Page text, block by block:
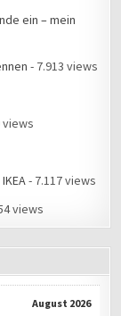
ein – mein
- 7.913 views
views
- 7.117 views
views
August 2026